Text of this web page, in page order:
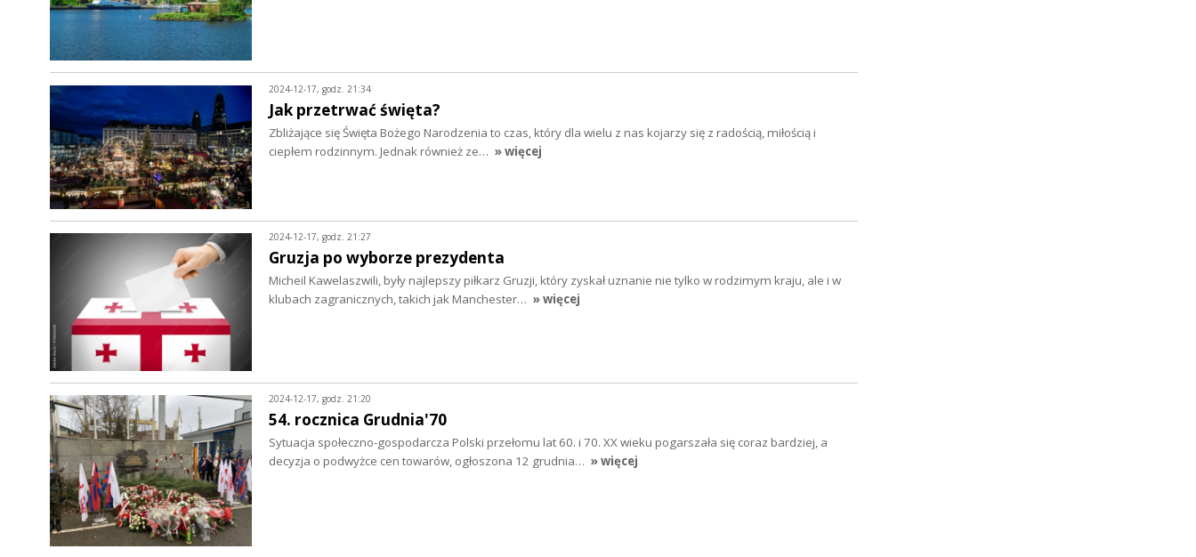
2024-12-17, godz. 21:34
Jak przetrwać święta?
Zbliżające się Święta Bożego Narodzenia to czas, który dla wielu z nas kojarzy się z radością, miłością i
ciepłem rodzinnym. Jednak również ze… » więcej
2024-12-17, godz. 21:27
Gruzja po wyborze prezydenta
Micheil Kawelaszwili, były najlepszy piłkarz Gruzji, który zyskał uznanie nie tylko w rodzimym kraju, ale i w
klubach zagranicznych, takich jak Manchester… » więcej
2024-12-17, godz. 21:20
54. rocznica Grudnia'70
Sytuacja społeczno-gospodarcza Polski przełomu lat 60. i 70. XX wieku pogarszała się coraz bardziej, a
decyzja o podwyżce cen towarów, ogłoszona 12 grudnia… » więcej